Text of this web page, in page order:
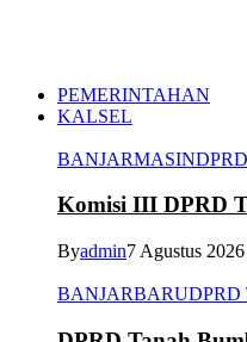
PEMERINTAHAN
KALSEL
BANJARMASIN
Komisi III DPRD
Byadmin7 Agustus 2026
BANJARBARUDPRD